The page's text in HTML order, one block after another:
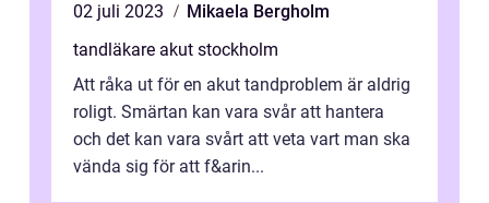
02 juli 2023
Mikaela Bergholm
tandläkare akut stockholm
Att råka ut för en akut tandproblem är aldrig
roligt. Smärtan kan vara svår att hantera
och det kan vara svårt att veta vart man ska
vända sig för att f&arin...